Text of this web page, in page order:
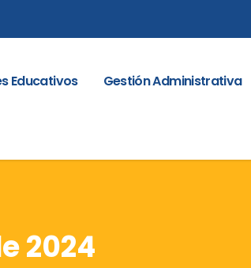
Educativos
Gestión Administrativa
2024